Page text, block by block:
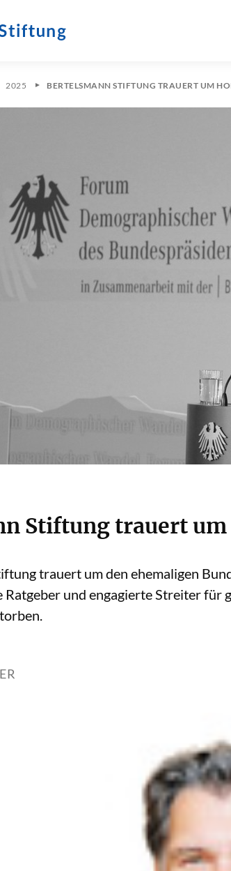
2025 BERTELSMANN STIFTUNG TRAUERT UM
Stiftung trauert
trauert um den ehemaligen
Ratgeber und engagierte Streiter